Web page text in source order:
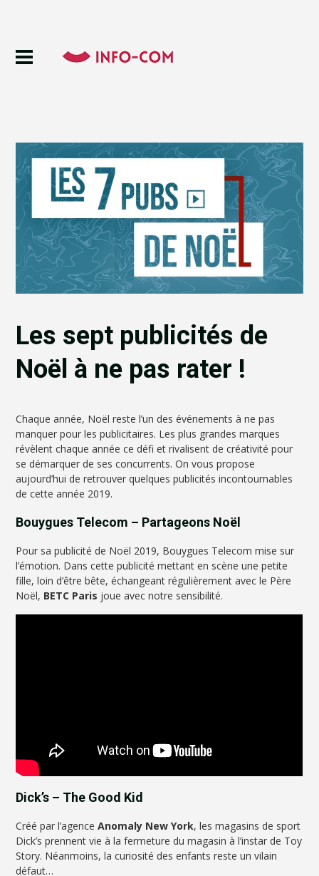
Les sept publicités de
Noël à ne pas rater !
Chaque année, Noël reste l’un des événements à ne pas
manquer pour les publicitaires. Les plus grandes marques
révèlent chaque année ce défi et rivalisent de créativité pour
se démarquer de ses concurrents. On vous propose
aujourd’hui de retrouver quelques publicités incontournables
de cette année 2019.
Bouygues Telecom – Partageons Noël
Pour sa publicité de Noël 2019, Bouygues Telecom mise sur
l’émotion. Dans cette publicité mettant en scène une petite
fille, loin d’être bête, échangeant régulièrement avec le Père
Noël, BETC Paris joue avec notre sensibilité.
Dick’s – The Good Kid
Créé par l’agenceAnomaly New York, les magasins de sport
Dick’s prennent vie à la fermeture du magasin à l’instar de Toy
Story. Néanmoins, la curiosité des enfants reste un vilain
défaut…